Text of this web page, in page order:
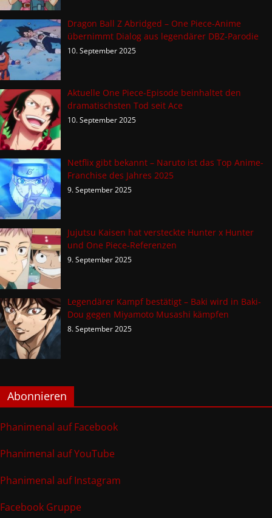
Dragon Ball Z Abridged – One Piece-Anime
übernimmt Dialog aus legendärer DBZ-Parodie
10. September 2025
Aktuelle One Piece-Episode beinhaltet den
dramatischsten Tod seit Ace
10. September 2025
Netflix gibt bekannt – Naruto ist das Top Anime-
Franchise des Jahres 2025
9. September 2025
Jujutsu Kaisen hat versteckte Hunter x Hunter
und One Piece-Referenzen
9. September 2025
Legendärer Kampf bestätigt – Baki wird in Baki-
Dou gegen Miyamoto Musashi kämpfen
8. September 2025
Abonnieren
Phanimenal auf Facebook
Phanimenal auf YouTube
Phanimenal auf Instagram
Facebook Gruppe